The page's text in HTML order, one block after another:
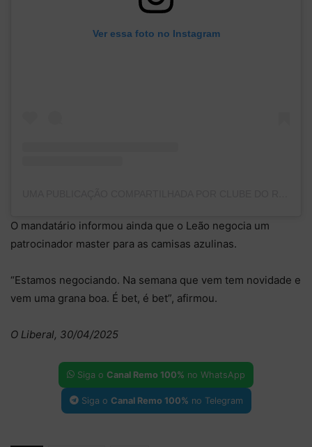
Ver essa foto no Instagram
O mandatário informou ainda que o Leão negocia um
patrocinador master para as camisas azulinas.
“Estamos negociando. Na semana que vem tem novidade e
vem uma grana boa. É bet, é bet”, afirmou.
O Liberal, 30/04/2025
Siga o Canal Remo 100% no WhatsApp
Siga o Canal Remo 100% no Telegram